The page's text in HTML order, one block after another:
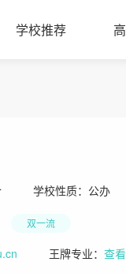
学校推荐
学校性质： 公办
双一流
王牌专业： 查看